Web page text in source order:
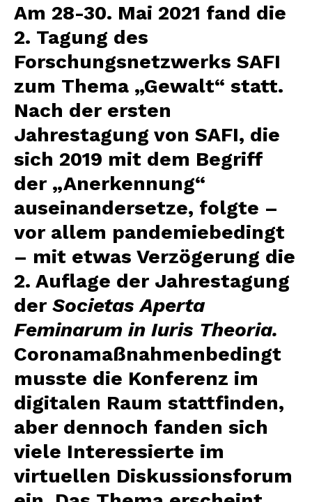
Am 28-30. Mai 2021 fand die
2. Tagung des
Forschungsnetzwerks SAFI
zum Thema „Gewalt“ statt.
Nach der ersten
Jahrestagung von SAFI, die
sich 2019 mit dem Begriff
der „Anerkennung“
auseinandersetze, folgte –
vor allem pandemiebedingt
– mit etwas Verzögerung die
2. Auflage der Jahrestagung
der SocietasAperta
Feminarum in Iuris Theoria.
Coronamaßnahmenbedingt
musste die Konferenz im
digitalen Raum stattfinden,
aber dennoch fanden sich
viele Interessierte im
virtuellen Diskussionsforum